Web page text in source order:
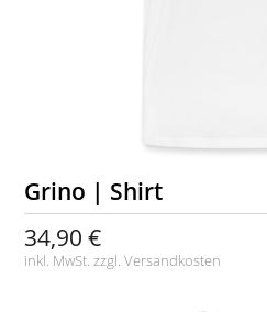
Grino | Shirt
34,90 €
inkl. MwSt. zzgl.Versandkosten